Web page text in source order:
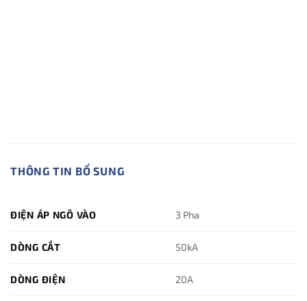
THÔNG TIN BỔ SUNG
ĐIỆN ÁP NGÕ VÀO 3 Pha
DÒNG CẮT 50kA
DÒNG ĐIỆN 20A